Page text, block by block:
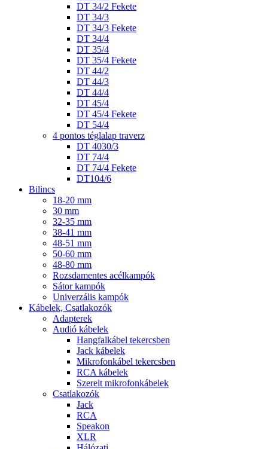
DT 34/2 Fekete
DT 34/3
DT 34/3 Fekete
DT 34/4
DT 35/4
DT 35/4 Fekete
DT 44/2
DT 44/3
DT 44/4
DT 45/4
DT 45/4 Fekete
DT 54/4
4 pontos téglalap traverz
DT 4030/3
DT 74/4
DT 74/4 Fekete
DT104/6
Bilincs
18-20 mm
30 mm
32-35 mm
38-41 mm
48-51 mm
50-60 mm
48-80 mm
Rozsdamentes acélkampók
Sátor kampók
Univerzális kampók
Kábelek, Csatlakozók
Adapterek
Audió kábelek
Hangfalkábel tekercsben
Jack kábelek
Mikrofonkábel tekercsben
RCA kábelek
Szerelt mikrofonkábelek
Csatlakozók
Jack
RCA
Speakon
XLR